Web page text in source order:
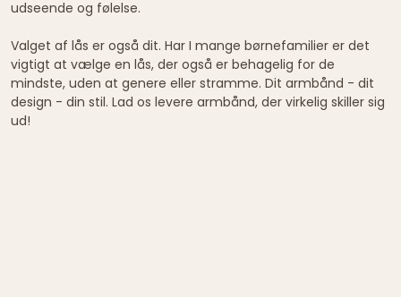
udseende og følelse.
Valget af lås er også dit. Har I mange børnefamilier er det
vigtigt at vælge en lås, der også er behagelig for de
mindste, uden at genere eller stramme. Dit armbånd - dit
design - din stil. Lad os levere armbånd, der virkelig skiller sig
ud!